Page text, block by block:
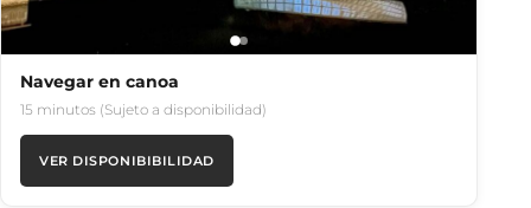
Navegar en canoa
15 minutos (Sujeto a disponibilidad)
VER DISPONIBIBILIDAD